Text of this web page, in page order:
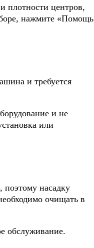
плотности центров,
нажмите «Помощь
и требуется
и не
или
поэтому насадку
очищать в
обслуживание.